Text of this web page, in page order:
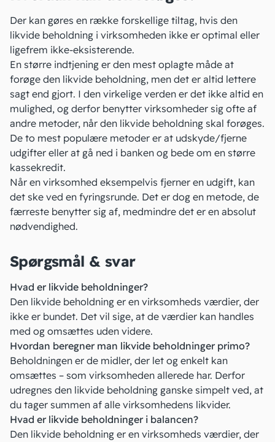
Der kan gøres en række forskellige tiltag, hvis den
likvide beholdning i virksomheden ikke er optimal eller
ligefrem ikke-eksisterende.
En større indtjening er den mest oplagte måde at
forøge den likvide beholdning, men det er altid lettere
sagt end gjort. I den virkelige verden er det ikke altid en
mulighed, og derfor benytter virksomheder sig ofte af
andre metoder, når den likvide beholdning skal forøges.
De to mest populære metoder er at udskyde/fjerne
udgifter eller at gå ned i banken og bede om en større
kassekredit.
Når en virksomhed eksempelvis fjerner en udgift, kan
det ske ved en fyringsrunde. Det er dog en metode, de
færreste benytter sig af, medmindre det er en absolut
nødvendighed.
Spørgsmål & svar
Hvad er likvide beholdninger?
Den likvide beholdning er en virksomheds værdier, der
ikke er bundet. Det vil sige, at de værdier kan handles
med og omsættes uden videre.
Hvordan beregner man likvide beholdninger primo?
Beholdningen er de midler, der let og enkelt kan
omsættes – som virksomheden allerede har. Derfor
udregnes den likvide beholdning ganske simpelt ved, at
du tager summen af alle virksomhedens likvider.
Hvad er likvide beholdninger i balancen?
Den likvide beholdning er en virksomheds værdier, der